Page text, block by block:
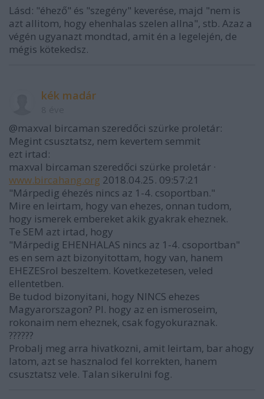
Lásd: "éhező" és "szegény" keverése, majd "nem is
azt allitom, hogy ehenhalas szelen allna", stb. Azaz a
végén ugyanazt mondtad, amit én a legelején, de
mégis kötekedsz.
kék madár
@maxval bircaman szeredőci szürke proletár:
Megint csusztatsz, nem kevertem semmit
ezt irtad:
maxval bircaman szeredőci szürke proletár ·
www.bircahang.org 2018.04.25. 09:57:21
"Márpedig éhezés nincs az 1-4. csoportban."
Mire en leirtam, hogy van ehezes, onnan tudom,
hogy ismerek embereket akik gyakrak eheznek.
Te SEM azt irtad, hogy
"Márpedig EHENHALAS nincs az 1-4. csoportban"
es en sem azt bizonyitottam, hogy van, hanem
EHEZESrol beszeltem. Kovetkezetesen, veled
ellentetben.
Be tudod bizonyitani, hogy NINCS ehezes
Magyarorszagon? Pl. hogy az en ismeroseim,
rokonaim nem eheznek, csak fogyokuraznak.
??????
Probalj meg arra hivatkozni, amit leirtam, bar ahogy
latom, azt se hasznalod fel korrekten, hanem
csusztatsz vele. Talan sikerulni fog.